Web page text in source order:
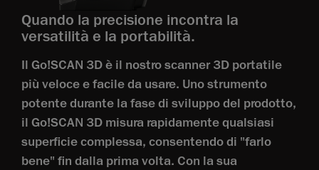
Quando la precisione incontra la
versatilità e la portabilità.
Il Go!SCAN 3D è il nostro scanner 3D portatile
più veloce e facile da usare. Uno strumento
potente durante la fase di sviluppo del prodotto,
il Go!SCAN 3D misura rapidamente qualsiasi
superficie complessa, consentendo di "farlo
bene" fin dalla prima volta. Con la sua